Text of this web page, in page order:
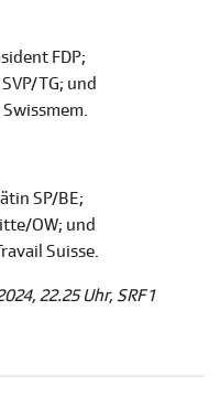
FDP;
TG; und
SP/BE;
OW; und
Suisse.
22.25 Uhr, SRF 1